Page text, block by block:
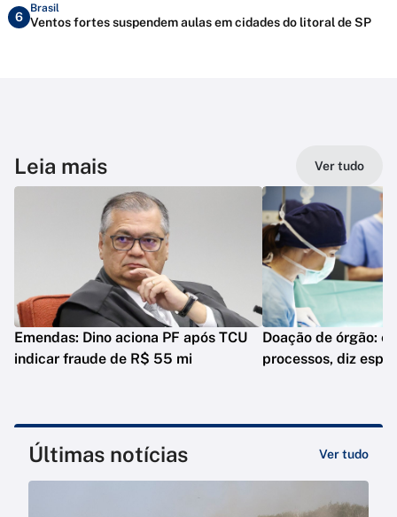
6
Brasil
Ventos fortes suspendem aulas em cidades do litoral de SP
Leia mais Ver tudo
Emendas: Dino aciona PF após TCU
indicar fraude de R$ 55 mi
Doação de órgão:
processos, diz
Últimas notícias Ver tudo